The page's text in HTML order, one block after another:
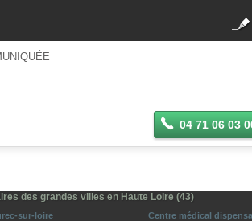
04 71 06 03
des grandes villes en Haute Loire (43)
sur-loire
Centre médical